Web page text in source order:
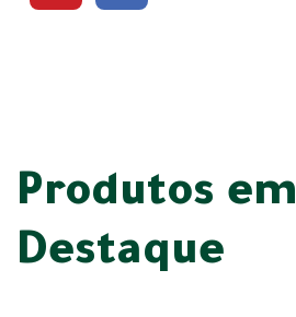
Produtos em
Destaque